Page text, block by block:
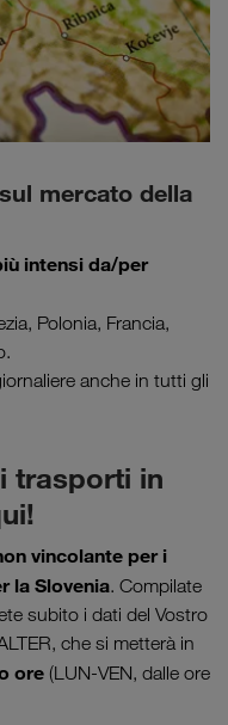
mercato della
intensi da/per
Polonia, Francia,
anche in tutti gli
trasporti in
vincolante per i
la Slovenia. Compilate
subito i dati del Vostro
che si metterà in
ore (LUN-VEN, dalle ore